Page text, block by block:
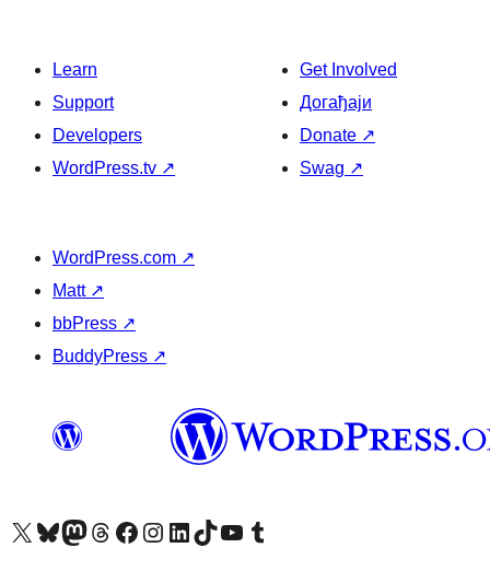
Learn
Support
Developers
WordPress.tv ↗
Get Involved
Догађаји
Donate ↗
Swag ↗
WordPress.com ↗
Matt ↗
bbPress ↗
BuddyPress ↗
Visit our X (formerly Twitter) account
Посетите наш Bluesky налог
Visit our Mastodon account
Посетите наш налог на Threads-у Visit our Facebook pageПосетите наш Инстаграм налог
Visit our LinkedIn account
Посетите наш TikTok налог
Visit our YouTube channel
Посетите наш Tumblr налог